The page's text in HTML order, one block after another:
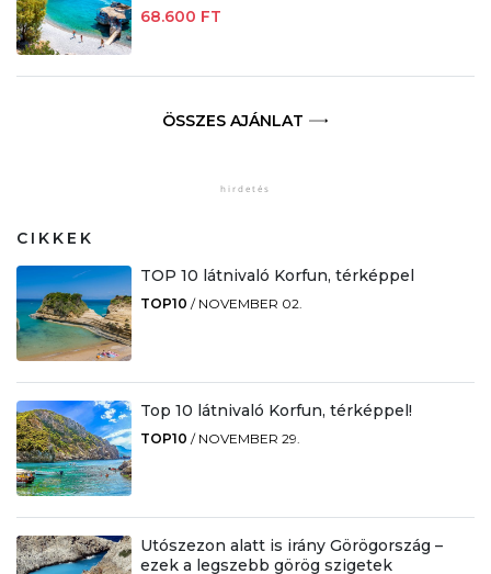
68.600 FT
ÖSSZES AJÁNLAT
CIKKEK
TOP 10 látnivaló Korfun, térképpel
TOP10 / NOVEMBER 02.
Top 10 látnivaló Korfun, térképpel!
TOP10 / NOVEMBER 29.
Utószezon alatt is irány Görögország –
ezek a legszebb görög szigetek